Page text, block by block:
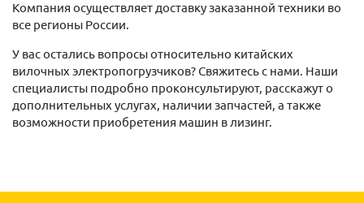
Компания осуществляет доставку заказанной техники во
все регионы России.
У вас остались вопросы относительно китайских
вилочных электропогрузчиков? Свяжитесь с нами. Наши
специалисты подробно проконсультируют, расскажут о
дополнительных услугах, наличии запчастей, а также
возможности приобретения машин в лизинг.